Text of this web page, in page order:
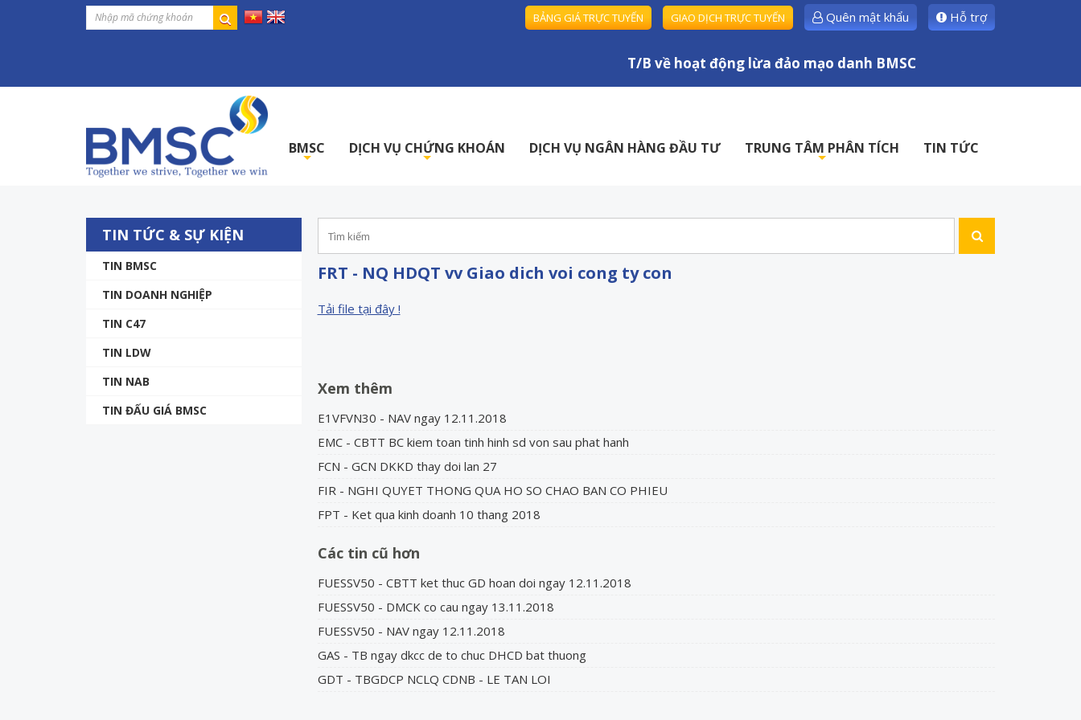
BẢNG GIÁ TRỰC TUYẾN GIAO DỊCH TRỰC TUYẾN Quên mật khẩu Hỗ trợ
T/B về hoạt động lừa đảo mạo danh BMSC
BMSC DỊCH VỤ CHỨNG KHOÁN DỊCH VỤ NGÂN HÀNG ĐẦU TƯ TRUNG TÂM PHÂN TÍCH TIN TỨC
TIN TỨC & SỰ KIỆN
TIN BMSC
TIN DOANH NGHIỆP
TIN C47
TIN LDW
TIN NAB
TIN ĐẤU GIÁ BMSC
FRT - NQ HDQT vv Giao dich voi cong ty con
Tải file tại đây !
Xem thêm
E1VFVN30 - NAV ngay 12.11.2018
EMC - CBTT BC kiem toan tinh hinh sd von sau phat hanh
FCN - GCN DKKD thay doi lan 27
FIR - NGHI QUYET THONG QUA HO SO CHAO BAN CO PHIEU
FPT - Ket qua kinh doanh 10 thang 2018
Các tin cũ hơn
FUESSV50 - CBTT ket thuc GD hoan doi ngay 12.11.2018
FUESSV50 - DMCK co cau ngay 13.11.2018
FUESSV50 - NAV ngay 12.11.2018
GAS - TB ngay dkcc de to chuc DHCD bat thuong
GDT - TBGDCP NCLQ CDNB - LE TAN LOI